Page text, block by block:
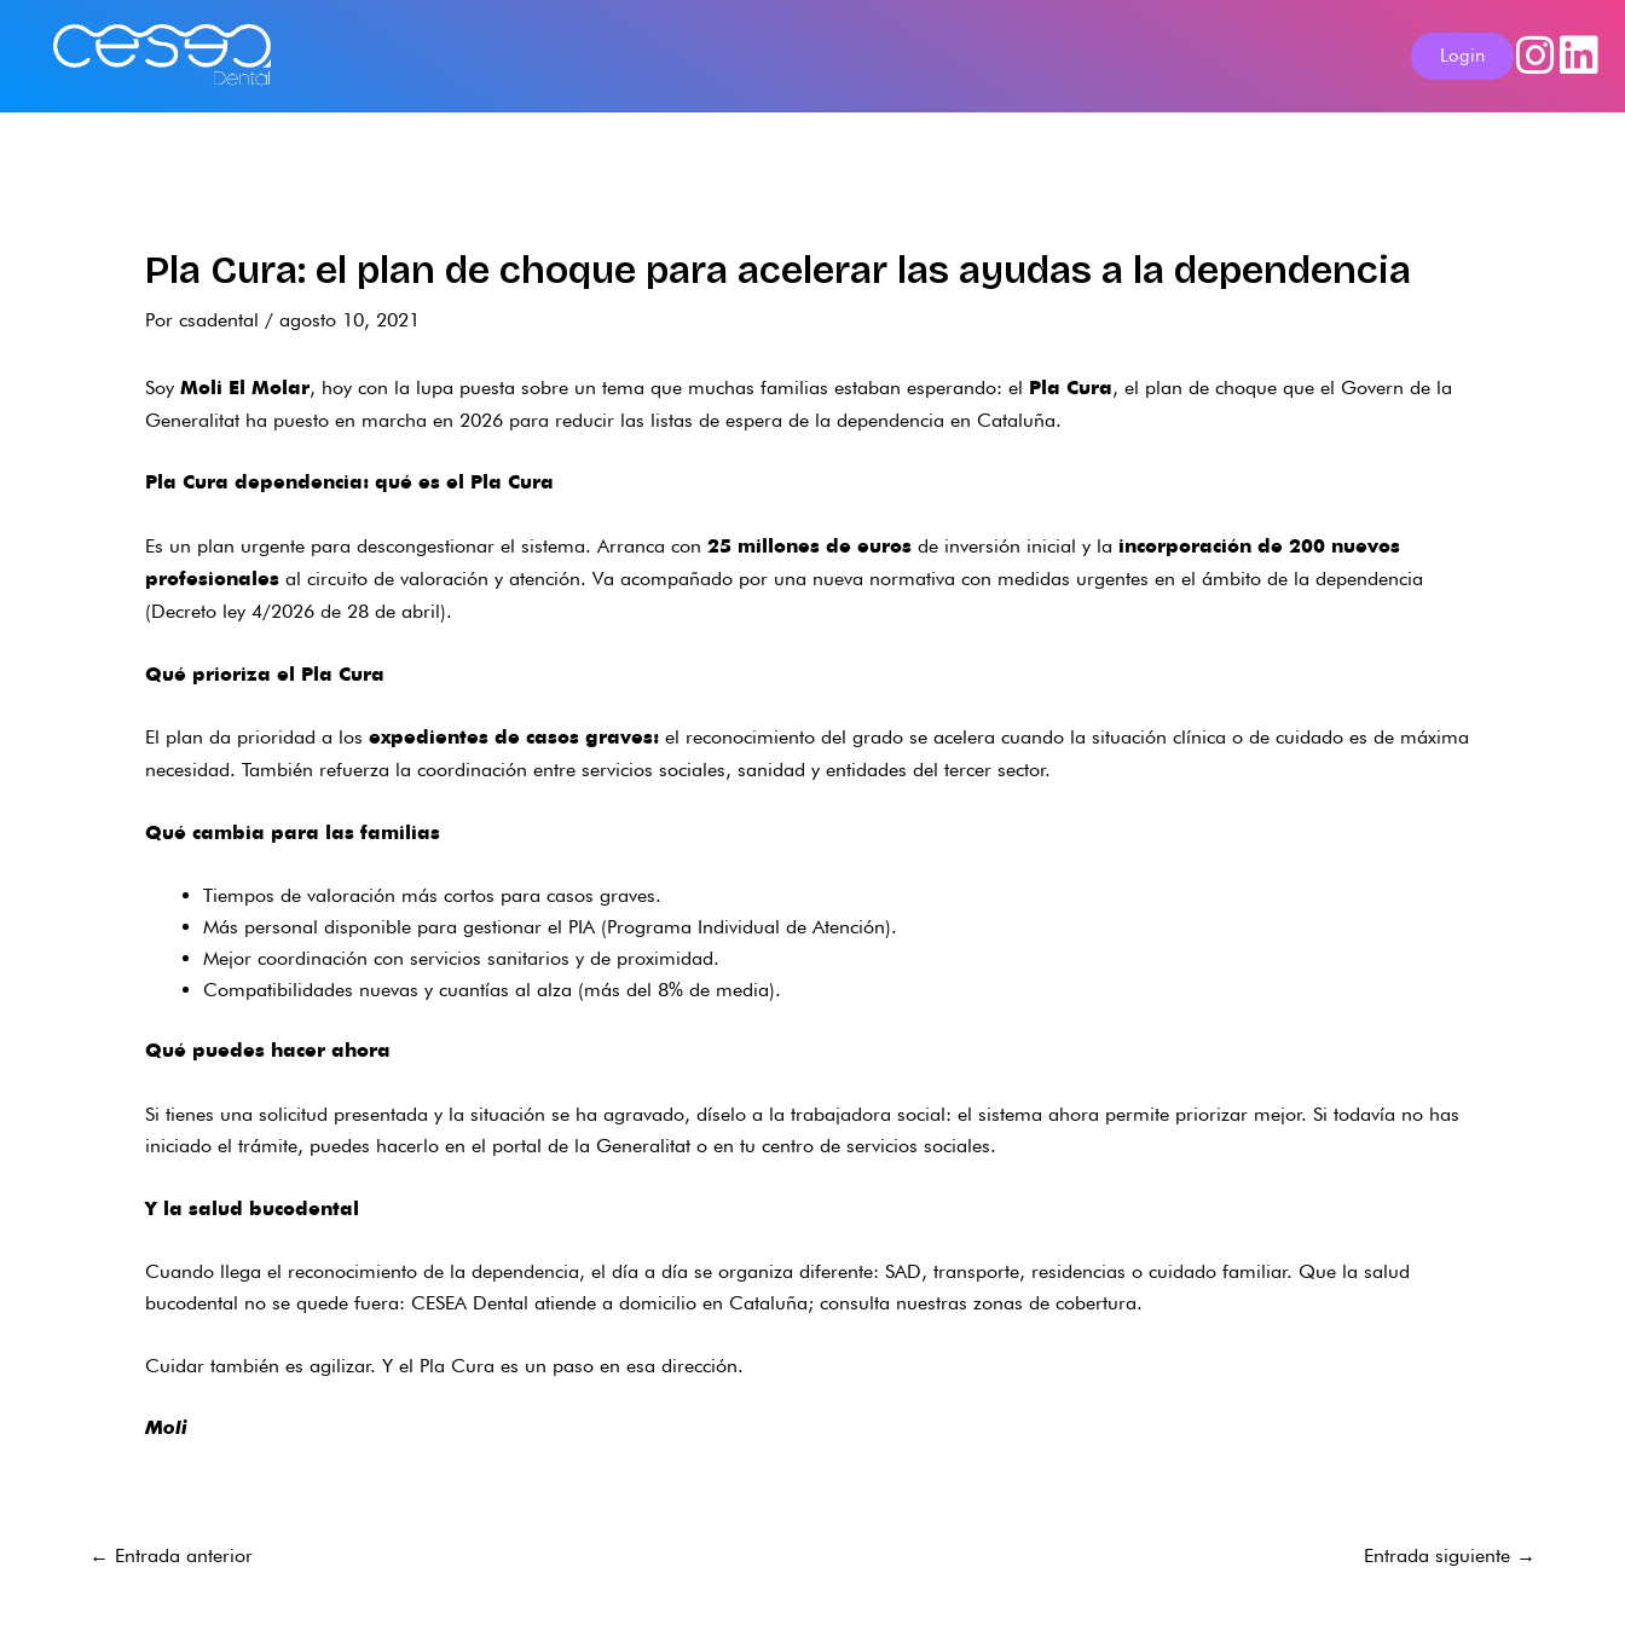
Login
Pla Cura: el plan de choque para acelerar las ayudas a la dependencia
Por csadental / agosto 10, 2021
Soy Moli El Molar, hoy con la lupa puesta sobre un tema que muchas familias estaban esperando: el Pla Cura, el plan de choque que el Govern de la
Generalitat ha puesto en marcha en 2026 para reducir las listas de espera de la dependencia en Cataluña.
Pla Cura dependencia: qué es el Pla Cura
Es un plan urgente para descongestionar el sistema. Arranca con 25 millones de euros de inversión inicial y la incorporación de 200 nuevos
profesionales al circuito de valoración y atención. Va acompañado por una nueva normativa con medidas urgentes en el ámbito de la dependencia
(Decreto ley 4/2026 de 28 de abril).
Qué prioriza el Pla Cura
El plan da prioridad a los expedientes de casos graves: el reconocimiento del grado se acelera cuando la situación clínica o de cuidado es de máxima
necesidad. También refuerza la coordinación entre servicios sociales, sanidad y entidades del tercer sector.
Qué cambia para las familias
Tiempos de valoración más cortos para casos graves.
Más personal disponible para gestionar el PIA (Programa Individual de Atención).
Mejor coordinación con servicios sanitarios y de proximidad.
Compatibilidades nuevas y cuantías al alza (más del 8% de media).
Qué puedes hacer ahora
Si tienes una solicitud presentada y la situación se ha agravado, díselo a la trabajadora social: el sistema ahora permite priorizar mejor. Si todavía no has
iniciado el trámite, puedes hacerlo en el portal de la Generalitat o en tu centro de servicios sociales.
Y la salud bucodental
Cuando llega el reconocimiento de la dependencia, el día a día se organiza diferente: SAD, transporte, residencias o cuidado familiar. Que la salud
bucodental no se quede fuera: CESEA Dental atiende a domicilio en Cataluña; consulta nuestras zonas de cobertura.
Cuidar también es agilizar. Y el Pla Cura es un paso en esa dirección.
Moli
← Entrada anterior Entrada siguiente →